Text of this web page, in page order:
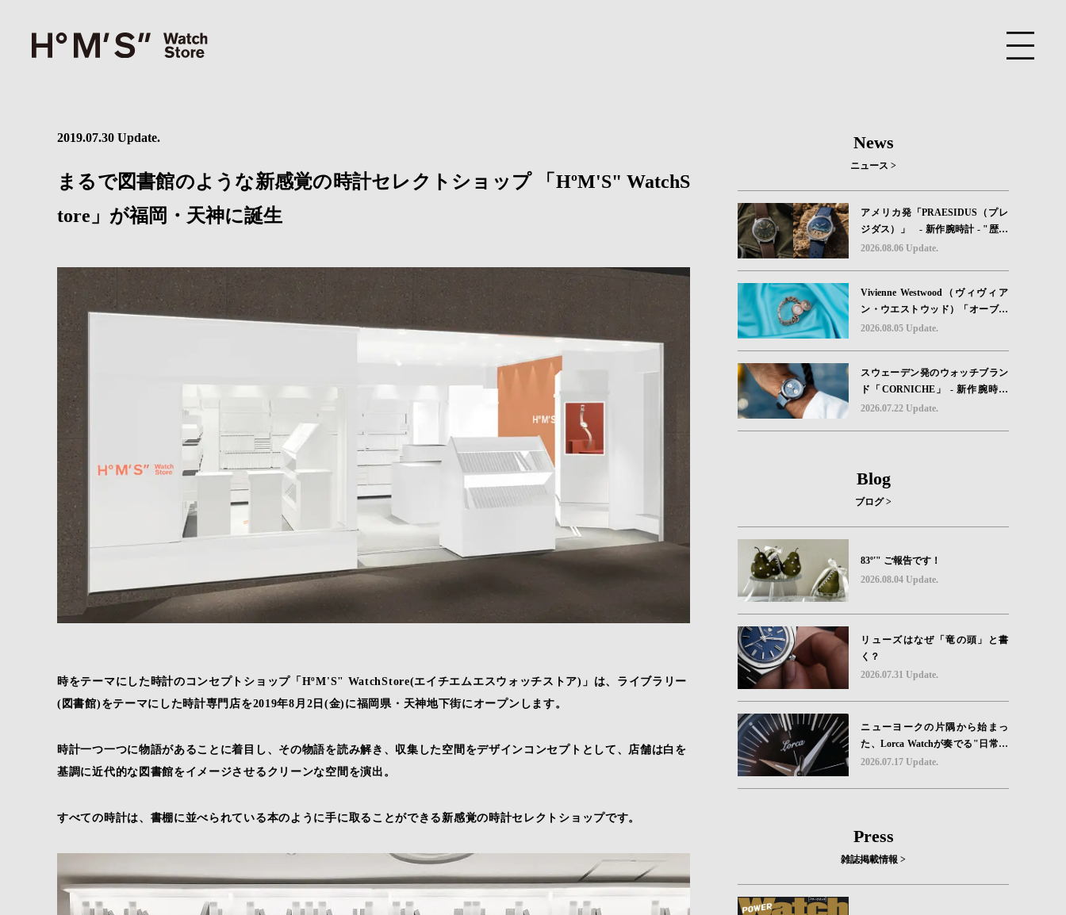
2019.07.30 Update.
まるで図書館のような新感覚の時計セレクトショップ 「HºM'S" WatchS
tore」が福岡・天神に誕生
時をテーマにした時計のコンセプトショップ「HºM'S" WatchStore(エイチエムエスウォッチストア)」は、ライブラリー
(図書館)をテーマにした時計専門店を2019年8月2日(金)に福岡県・天神地下街にオープンします。
時計一つ一つに物語があることに着目し、その物語を読み解き、収集した空間をデザインコンセプトとして、店舗は白を
基調に近代的な図書館をイメージさせるクリーンな空間を演出。
すべての時計は、書棚に並べられている本のように手に取ることができる新感覚の時計セレクトショップです。
News
ニュース >
アメリカ発「PRAESIDUS（プレ
ジダス）」 - 新作腕時計 - "歴史
を身に着ける“ -戦場を駆け抜けた
字盤に閉じ込めた「A-11」コレク
ション2種類が発売。
2026.08.06 Update.
Vivienne Westwood（ヴィヴィア
ン・ウエストウッド）「オーブボ
タン」コレクションに、⽇本限定
2026.08.05 Update.
スウェーデン発のウォッチブラン
ド「CORNICHE」 - 新作腕時計
地中海の夏を映す、爽やかなブル
2026.07.22 Update.
Blog
ブログ >
83º'" ご報告です！
2026.08.04 Update.
リューズはなぜ「竜の頭」と書
く？
2026.07.31 Update.
ニューヨークの片隅から始まっ
た、Lorca Watchが奏でる"日常の
ロマン"｜Brand Picks #08
2026.07.17 Update.
Press
雑誌掲載情報 >